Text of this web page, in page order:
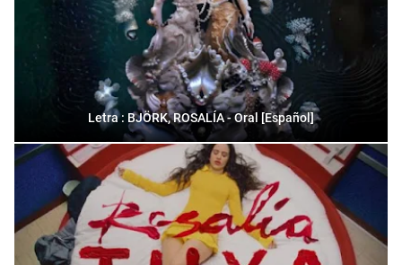
Letra : BJÖRK, ROSALÍA - Oral [Español]